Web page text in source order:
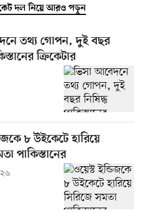
দল নিয়ে আরও পড়ুন
তথ্য গোপন, দুই বছর
ক্রিকেটার
৮ উইকেটে হারিয়ে
পাকিস্তানের